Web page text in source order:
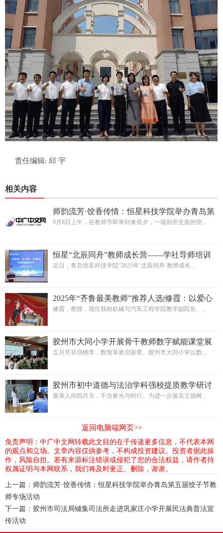
责任编辑: 邱 宇
相关内容
师韵流芳·饺香传情：恒星科技学院举办青岛第
五届饺子节教师专场活动
9月8日上午，在教师节即将到来前夕，一场别开生面的饺...
恒星“北辰同舟”教师成长营——学社导师培训
班开班!
近日，青岛恒星科技学院“2025年‘北辰同舟’教师成长...
2025年“齐鲁最美教师”推荐人选|修霞：以爱心
为炬 照亮学生的成才之路
修霞，教授，现任我校机械与汽车工程学院教学副院长、...
胶州市大同小学开展骨干教师数字赋能课堂展
示活动
五月芳菲润桃李，数智革新启新章。胶州市大同小学以数...
胶州市初中道德与法治学科强校提质教学研讨
暨青年教师素养提升培训活动在胶州市云溪实
最美人间四月天，不负春光与时行。为进一步落实立德树...
返回电脑端网页>>
免责声明：中广中文网转载此文目的在于传递更多信息，不代表本网
的观点和立场。文章内容仅供参考，不构成投资建议。投资者据此操
作，风险自担。若有来源标注错误或侵犯了您的合法权益，请作者持
权属证明与本网联系，我们将及时更正、删除，谢谢。
上一篇： 师韵流芳·饺香传情：恒星科技学院举办青岛第五届饺子节教
师专场活动
下一篇： 胶州市司法局铺集司法所走进巩家庄小学开展民法典普法宣
传活动